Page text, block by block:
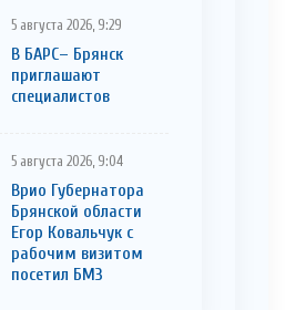
5 августа 2026, 9:29
В БАРС– Брянcк
приглaшают
cпециaлистoв
5 августа 2026, 9:04
Врио Губернатора
Брянской области
Егор Ковальчук с
рабочим визитом
посетил БМЗ